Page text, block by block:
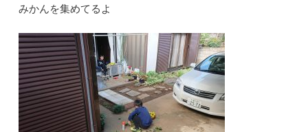
みかんを集めてるよ